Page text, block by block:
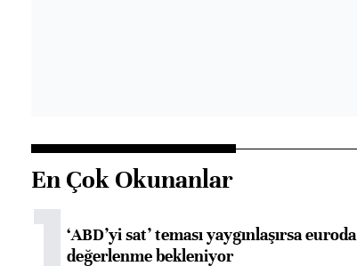
En Çok Okunanlar
‘ABD’yi sat’ teması yaygınlaşırsa euroda
değerlenme bekleniyor